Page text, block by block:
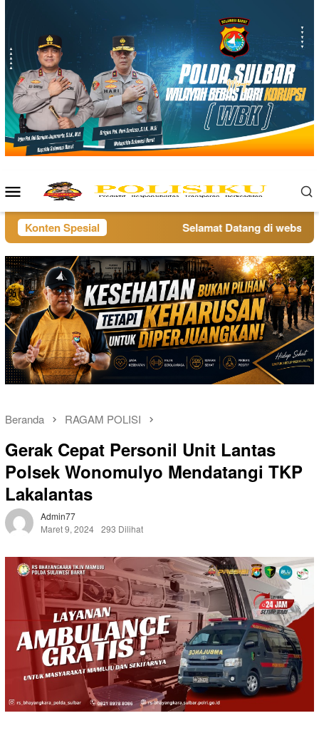
Menu
Mobile
Konten Spesial Selamat Datang di website
Beranda RAGAM POLISI
Gerak Cepat Personil Unit Lantas
Polsek Wonomulyo Mendatangi TKP
Lakalantas
Admin77
Maret 9, 2024 293 Dilihat